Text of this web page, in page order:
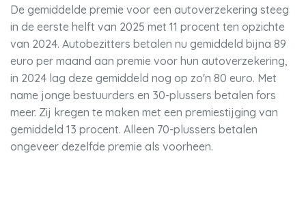
De gemiddelde premie voor een autoverzekering steeg
in de eerste helft van 2025 met 11 procent ten opzichte
van 2024. Autobezitters betalen nu gemiddeld bijna 89
euro per maand aan premie voor hun autoverzekering,
in 2024 lag deze gemiddeld nog op zo'n 80 euro. Met
name jonge bestuurders en 30-plussers betalen fors
meer. Zij kregen te maken met een premiestijging van
gemiddeld 13 procent. Alleen 70-plussers betalen
ongeveer dezelfde premie als voorheen.